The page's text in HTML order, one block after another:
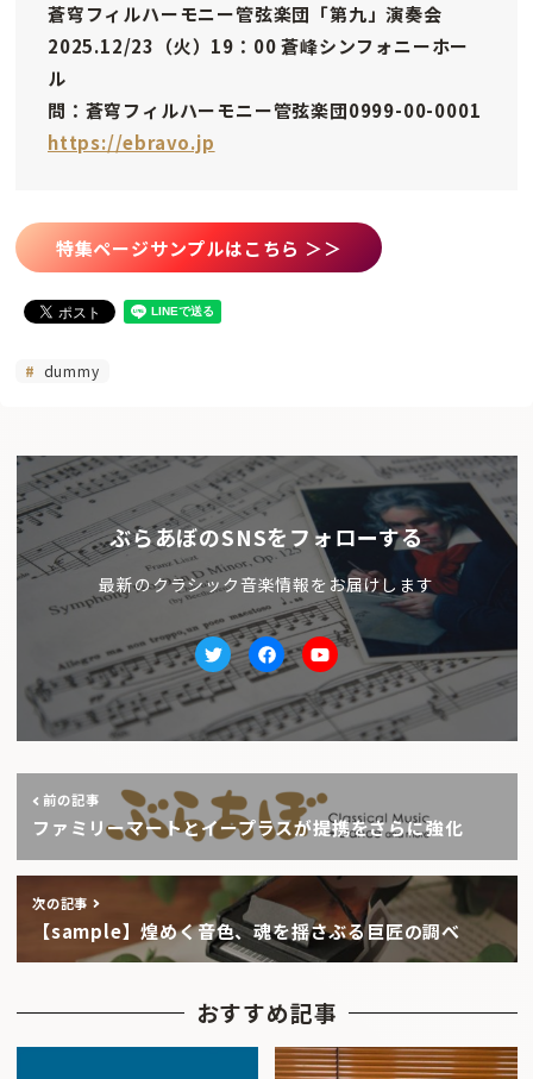
蒼穹フィルハーモニー管弦楽団「第九」演奏会
2025.12/23（火）19：00 蒼峰シンフォニーホー
ル
問：蒼穹フィルハーモニー管弦楽団0999-00-0001
https://ebravo.jp
特集ページサンプルはこちら ＞＞
dummy
ぶらあぼのSNSをフォローする
最新のクラシック音楽情報をお届けします
TwitterfacebookYoutube
前の記事
ファミリーマートとイープラスが提携をさらに強化
次の記事
【sample】煌めく音色、魂を揺さぶる巨匠の調べ
おすすめ記事